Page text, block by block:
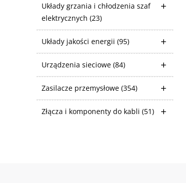
Układy grzania i chłodzenia szaf
elektrycznych (23)
Układy jakości energii (95)
Urządzenia sieciowe (84)
Zasilacze przemysłowe (354)
Złącza i komponenty do kabli (51)